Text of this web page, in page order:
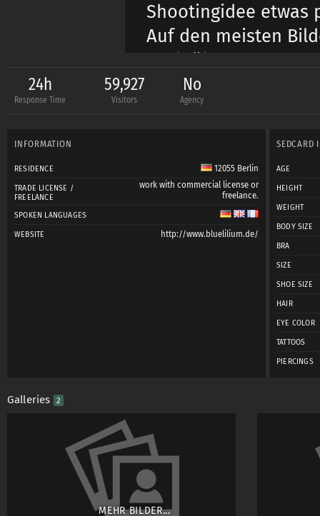
Shootingidee etwas
Auf den meisten
auch über
lieb und
gute Vorbereitung
passendes
Professionalität
Bereitschaft, auch
gaaanz viel
bearbeitete Bilder
24h
Response Time
59,927
Visitors
No
Agency
INFORMATION
RESIDENCE 12055 Berlin
TRADE LICENSE /
FREELANCE
work with commercial license or
freelance.
SPOKEN LANGUAGES
WEBSITE http://www.bluelilium.de/
SEDCARD
AGE
HEIGHT
WEIGHT
BODY SIZE
BRA
SIZE
SHOE SIZE
HAIR
EYE COLOR
TATTOOS
PIERCINGS
Galleries 2
MEHR BILDER...